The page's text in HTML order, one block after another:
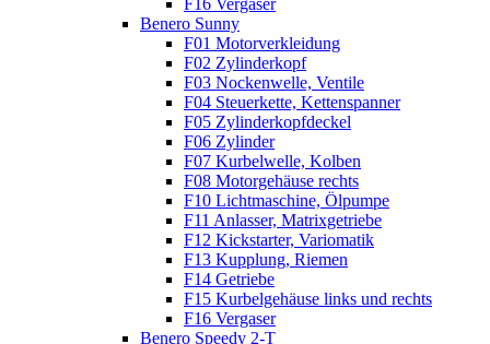
Benero Sunny
F01 Motorverkleidung
F02 Zylinderkopf
F03 Nockenwelle, Ventile
F04 Steuerkette, Kettenspanner
F05 Zylinderkopfdeckel
F06 Zylinder
F07 Kurbelwelle, Kolben
F08 Motorgehäuse rechts
F10 Lichtmaschine, Ölpumpe
F11 Anlasser, Matrixgetriebe
F12 Kickstarter, Variomatik
F13 Kupplung, Riemen
F14 Getriebe
F15 Kurbelgehäuse links und rechts
F16 Vergaser
Benero Speedy 2-T